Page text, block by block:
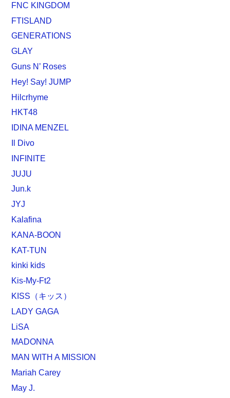
FNC KINGDOM
FTISLAND
GENERATIONS
GLAY
Guns N’ Roses
Hey! Say! JUMP
Hilcrhyme
HKT48
IDINA MENZEL
Il Divo
INFINITE
JUJU
Jun.k
JYJ
Kalafina
KANA-BOON
KAT-TUN
kinki kids
Kis-My-Ft2
KISS（キッス）
LADY GAGA
LiSA
MADONNA
MAN WITH A MISSION
Mariah Carey
May J.